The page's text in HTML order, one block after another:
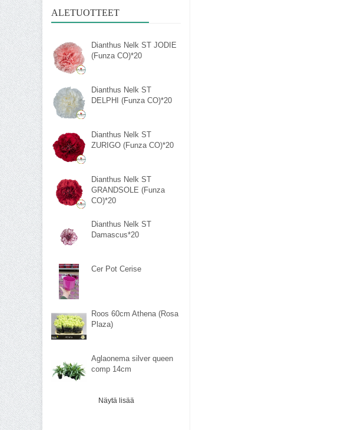
ALETUOTTEET
Dianthus Nelk ST JODIE
(Funza CO)*20
Dianthus Nelk ST
DELPHI (Funza CO)*20
Dianthus Nelk ST
ZURIGO (Funza CO)*20
Dianthus Nelk ST
GRANDSOLE (Funza
CO)*20
Dianthus Nelk ST
Damascus*20
Cer Pot Cerise
Roos 60cm Athena (Rosa
Plaza)
Aglaonema silver queen
comp 14cm
Näytä lisää